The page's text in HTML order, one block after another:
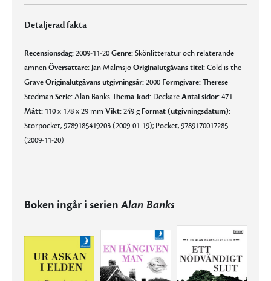
Detaljerad fakta
Recensionsdag:2009-11-20Genre:Skönlitteratur och relaterande
ämnenÖversättare:Jan MalmsjöOriginalutgåvans titel:Cold is the
GraveOriginalutgåvans utgivningsår:2000 Formgivare:Therese
StedmanSerie:Alan BanksThema-kod: DeckareAntal sidor:471
Mått: 110 x 178 x 29 mmVikt:249 g Format (utgivningsdatum):
Storpocket, 9789185419203 (2009-01-19); Pocket, 9789170017285
(2009-11-20)
Boken ingår i serien Alan Banks